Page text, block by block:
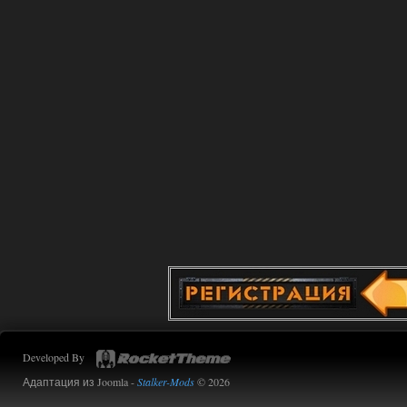
Improved Weapon Pack (I.W.P.) - UPD
06:36
Werdassver
хорош мод! задания
прикольно!
Developed By
Адаптация из Joomla -Stalker-Mods© 2026